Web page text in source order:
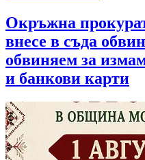
Окръжна
внесе в съда
обвиняем за
и банкови карти